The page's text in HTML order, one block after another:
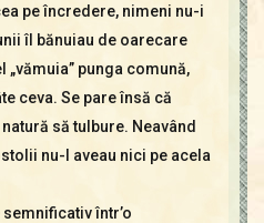
pe încredere, nimeni nu-i
îl bănuiau de oarecare
„vămuia” punga comună,
ceva. Se pare însă că
să tulbure. Neavând
nu-l aveau nici pe acela
într’o